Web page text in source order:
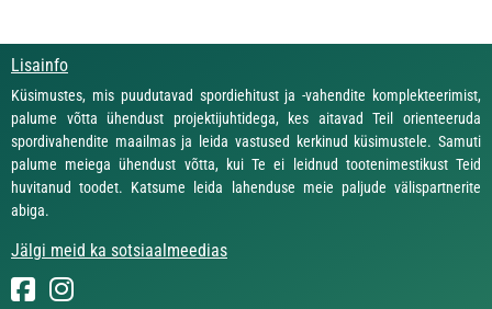
Lisainfo
Küsimustes, mis puudutavad spordiehitust ja -vahendite komplekteerimist,
palume võtta ühendust projektijuhtidega, kes aitavad Teil orienteeruda
spordivahendite maailmas ja leida vastused kerkinud küsimustele. Samuti
palume meiega ühendust võtta, kui Te ei leidnud tootenimestikust Teid
huvitanud toodet. Katsume leida lahenduse meie paljude välispartnerite
abiga.
Jälgi meid ka sotsiaalmeedias